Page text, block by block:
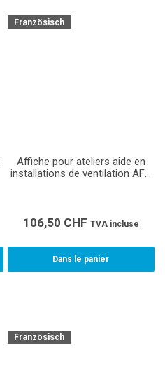
Französisch
Affiche pour ateliers aide en
installations de ventilation AFP
106,50 CHF TVA incluse
Dans le panier
Französisch